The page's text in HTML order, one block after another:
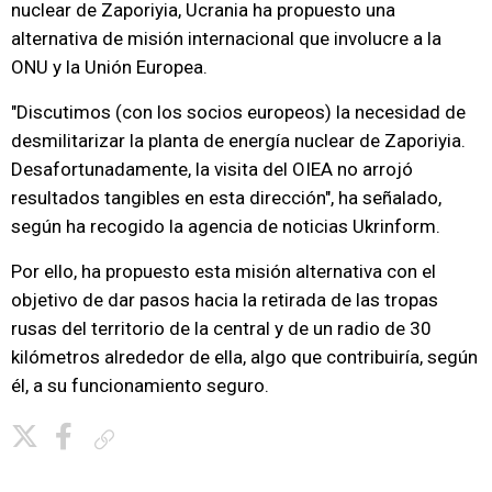
nuclear de Zaporiyia, Ucrania ha propuesto una
alternativa de misión internacional que involucre a la
ONU y la Unión Europea.
"Discutimos (con los socios europeos) la necesidad de
desmilitarizar la planta de energía nuclear de Zaporiyia.
Desafortunadamente, la visita del OIEA no arrojó
resultados tangibles en esta dirección", ha señalado,
según ha recogido la agencia de noticias Ukrinform.
Por ello, ha propuesto esta misión alternativa con el
objetivo de dar pasos hacia la retirada de las tropas
rusas del territorio de la central y de un radio de 30
kilómetros alrededor de ella, algo que contribuiría, según
él, a su funcionamiento seguro.